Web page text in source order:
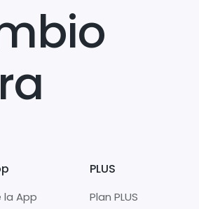
la App
PLUS
Plan PLUS